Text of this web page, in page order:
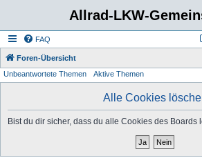
Allrad-LKW-
FAQ
Foren-Übersicht
Unbeantwortete Themen Aktive Themen
Alle Cookies
Bist du dir sicher, dass du alle Cookies des Boards